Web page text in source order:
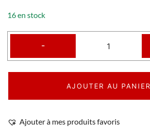
16 en stock
-
AJOUTER AU PANIER
Ajouter à mes produits favoris